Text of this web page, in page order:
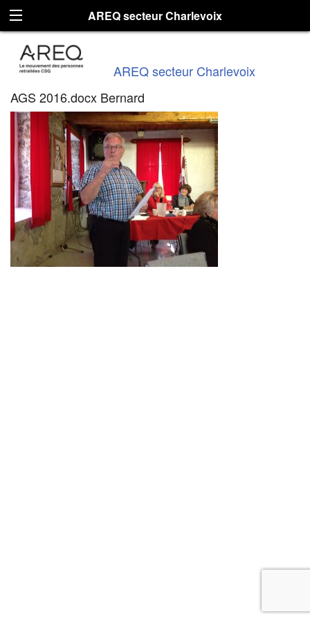
AREQ secteur Charlevoix
AREQ secteur Charlevoix
AGS 2016.docx Bernard